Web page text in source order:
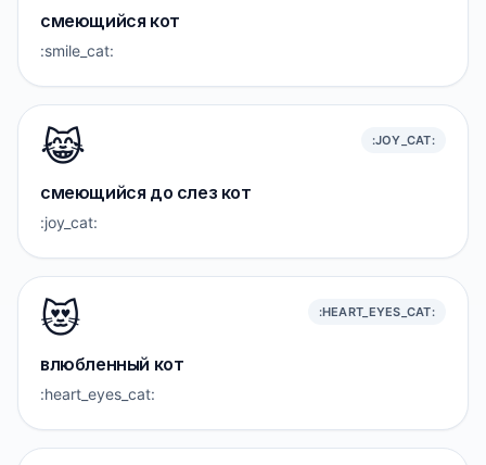
смеющийся кот
:smile_cat:
😹 :JOY_CAT:
смеющийся до слез кот
:joy_cat:
😻 :HEART_EYES_CAT:
влюбленный кот
:heart_eyes_cat: